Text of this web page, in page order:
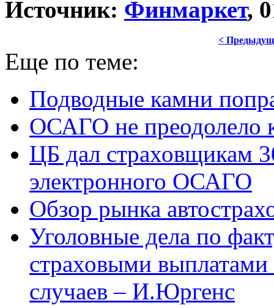
Источник: Финмаркет,
<
Еще по теме:
Подводные камни
ОСАГО не преодолело
ЦБ дал страховщикам
электронного ОСАГО
Обзор рынка
Уголовные дела по
страховыми
случаев – И.Юргенс